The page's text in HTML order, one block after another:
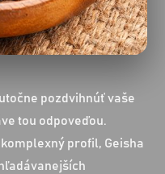
pozdvihnúť vaše
tou odpoveďou.
profil, Geisha